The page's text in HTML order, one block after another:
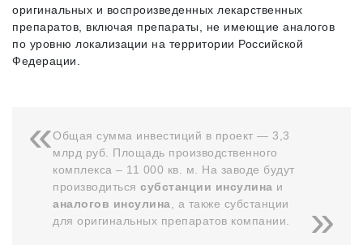
оригинальных и воспроизведенных лекарственных
препаратов, включая препараты, не имеющие аналогов
по уровню локализации на территории Российской
Федерации.
Общая сумма инвестиций в проект — 3,3
млрд руб. Площадь производственного
комплекса – 11 000 кв. м. На заводе будут
производиться субстанции инсулина и
аналогов инсулина , а также субстанции
для оригинальных препаратов компании.